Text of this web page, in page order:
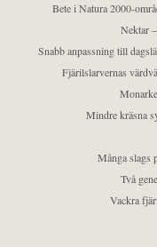
Bete i Natura 2000-
Nektar
Snabb anpassning till
Fjärilslarvernas
Mindre kräsna
Många slags
Två
Vackra